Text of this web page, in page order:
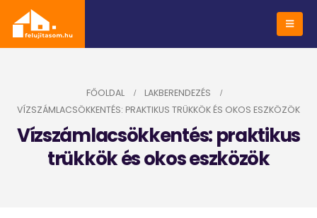
FŐOLDAL
LAKBERENDEZÉS
VÍZSZÁMLACSÖKKENTÉS: PRAKTIKUS TRÜKKÖK ÉS OKOS ESZKÖZÖK
Vízszámlacsökkentés: praktikus
trükkök és okos eszközök